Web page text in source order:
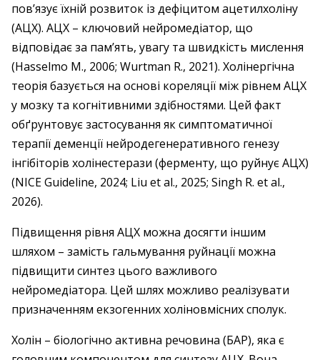
пов’язує їхній розвиток із дефіцитом ацетилхоліну
(АЦХ). АЦХ – ключовий нейромедіатор, що
відповідає за пам’ять, увагу та швидкість мислення
(Hasselmo M., 2006; Wurtman R., 2021). Холінергічна
теорія базується на основі кореляції між рівнем АЦХ
у мозку та когнітивними здібностями. Цей факт
обґрунтовує застосування як симптоматичної
терапії деменції нейродегенеративного генезу
інгібіторів холінестерази (ферменту, що руйнує АЦХ)
(NICE Guideline, 2024; Liu et al., 2025; Singh R. et al.,
2026).
Підвищення рівня АЦХ можна досягти іншим
шляхом – замість гальмування руйнації можна
підвищити синтез цього важливого
нейромедіатора. Цей шлях можливо реалізувати
призначенням екзогенних холіновмісних сполук.
Холін – біологічно активна речовина (БАР), яка є